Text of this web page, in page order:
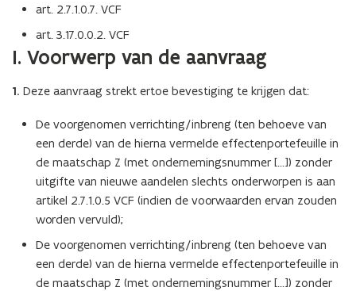
art. 2.7.1.0.7. VCF
art. 3.17.0.0.2. VCF
I. Voorwerp van de aanvraag
1. Deze aanvraag strekt ertoe bevestiging te krijgen dat:
De voorgenomen verrichting/inbreng (ten behoeve van
een derde) van de hierna vermelde effectenportefeuille in
de maatschap Z (met ondernemingsnummer […]) zonder
uitgifte van nieuwe aandelen slechts onderworpen is aan
artikel 2.7.1.0.5 VCF (indien de voorwaarden ervan zouden
worden vervuld);
De voorgenomen verrichting/inbreng (ten behoeve van
een derde) van de hierna vermelde effectenportefeuille in
de maatschap Z (met ondernemingsnummer […]) zonder